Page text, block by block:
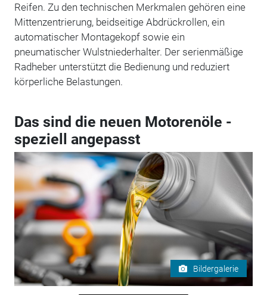
Reifen. Zu den technischen Merkmalen gehören eine
Mittenzentrierung, beidseitige Abdrückrollen, ein
automatischer Montagekopf sowie ein
pneumatischer Wulstniederhalter. Der serienmäßige
Radheber unterstützt die Bedienung und reduziert
körperliche Belastungen.
Das sind die neuen Motorenöle -
speziell angepasst
Bildergalerie